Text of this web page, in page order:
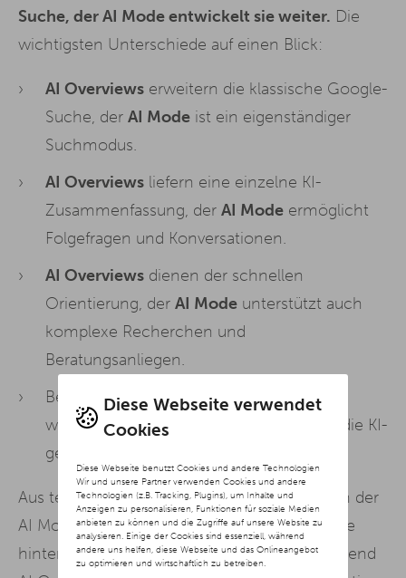
Diese Webseite verwendet
Cookies
Diese Webseite benutzt Cookies und andere Technologien
Wir und unsere Partner verwenden Cookies und andere
Technologien (z.B. Tracking, Plugins), um Inhalte und
Anzeigen zu personalisieren, Funktionen für soziale Medien
anbieten zu können und die Zugriffe auf unsere Website zu
analysieren. Einige der Cookies sind essenziell, während
andere uns helfen, diese Webseite und das Onlineangebot
zu optimieren und wirtschaftlich zu betreiben.
Suche, der AI Mode entwickelt sie weiter. Die
wichtigsten Unterschiede auf einen Blick:
AI Overviews erweitern die klassische Google-
Suche, der AI Mode ist ein eigenständiger
Suchmodus.
AI Overviews liefern eine einzelne KI-
Zusammenfassung, der AI Mode ermöglicht
Folgefragen und Konversationen.
AI Overviews dienen der schnellen
Orientierung, der AI Mode unterstützt auch
komplexe Recherchen und
Beratungsanliegen.
Bei
AI Overviewsstehen Suchergebnisse
weiterhin im Mittelpunkt, beim
die KI-
generierte Antwort.
Aus technischer und strategischer Sicht kann der
AI Mode daher als Weiterentwicklung der Idee
hinter AI Overviews betrachtet werden. Während